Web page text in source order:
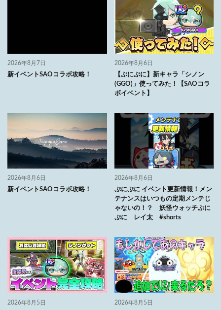
2026年8月7日
新イベントSAOコラボ攻略！
2026年8月6日
【ぷにぷに】新キャラ「シノン
(GGO)」使ってみた！【SAOコラ
ボイベント】
2026年8月6日
新イベントSAOコラボ攻略！
2026年8月6日
ぷにぷに イベント更新情報！メン
テナンスはいつもの定期メンテじ
ゃないの！？ 妖怪ウォッチぷに
ぷに レイ太 #shorts
2026年8月5日 2026年8月5日